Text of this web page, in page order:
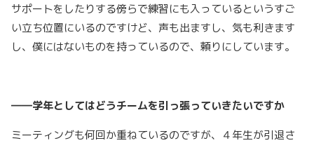
サポートをしたりする傍らで練習にも入っているというすご
い立ち位置にいるのですけど、声も出ますし、気も利きます
し、僕にはないものを持っているので、頼りにしています。
――学年としてはどうチームを引っ張っていきたいですか
ミーティングも何回か重ねているのですが、４年生が引退さ